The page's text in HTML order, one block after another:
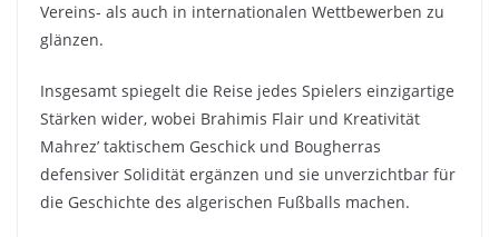
Vereins- als auch in internationalen Wettbewerben zu
glänzen.
Insgesamt spiegelt die Reise jedes Spielers einzigartige
Stärken wider, wobei Brahimis Flair und Kreativität
Mahrez’ taktischem Geschick und Bougherras
defensiver Solidität ergänzen und sie unverzichtbar für
die Geschichte des algerischen Fußballs machen.